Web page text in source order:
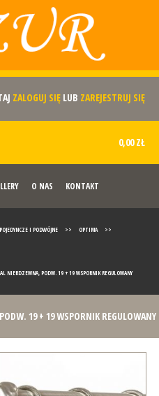
ZALOGUJ SIĘ LUB ZAREJESTRUJ SIĘ
0,00 ZŁ
O NAS KONTAKT
I PODWÓJNE >> OPTIMA >>
NIERDZEWNA, PODW. 19 + 19 WSPORNIK REGULOWANY
19 + 19 WSPORNIK REGULOWANY